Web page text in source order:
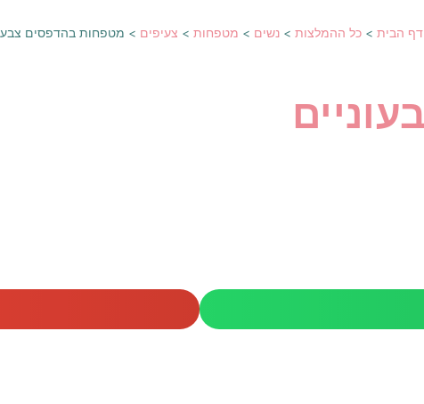
דף הבית > כל ההמלצות > נשים > מטפחות > צעיפים > מטפחות בהדפסים